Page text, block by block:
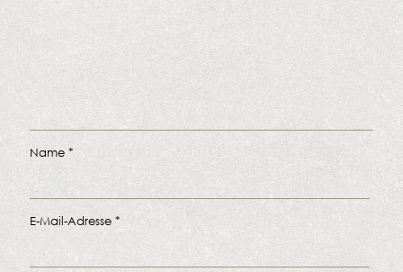
Name *
E-Mail-Adresse *